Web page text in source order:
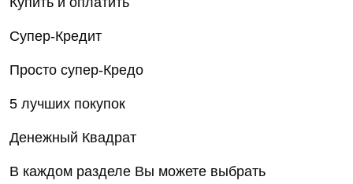
Супер-Кредит
Просто супер-Кредо
5 лучших покупок
Денежный Квадрат
В каждом разделе Вы можете выбрать